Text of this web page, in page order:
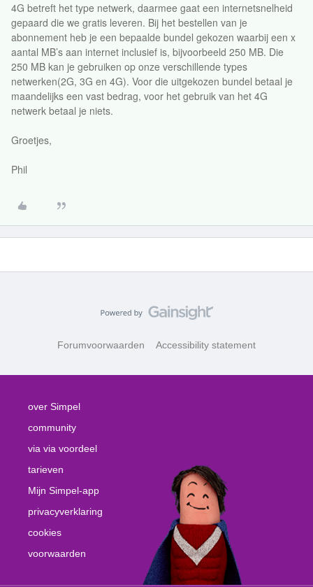
4G betreft het type netwerk, daarmee gaat een internetsnelheid
gepaard die we gratis leveren. Bij het bestellen van je
abonnement heb je een bepaalde bundel gekozen waarbij een x
aantal MB’s aan internet inclusief is, bijvoorbeeld 250 MB. Die
250 MB kan je gebruiken op onze verschillende types
netwerken(2G, 3G en 4G). Voor die uitgekozen bundel betaal je
maandelijks een vast bedrag, voor het gebruik van het 4G
netwerk betaal je niets.
Groetjes,
Phil
Forumvoorwaarden Accessibility statement
over Simpel
community
via via voordeel
tarieven
Mijn Simpel-app
privacyverklaring
cookies
voorwaarden